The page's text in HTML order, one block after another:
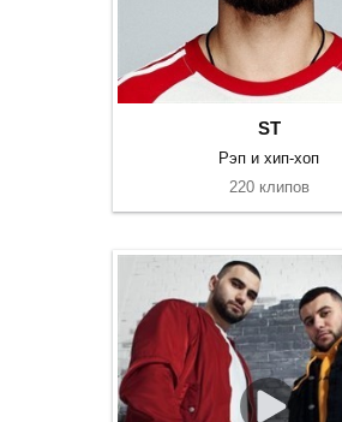
ST
Рэп и хип-хоп
220 клипов